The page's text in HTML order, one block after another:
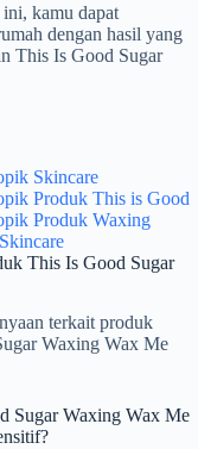
kamu dapat
dengan hasil yang
This Is Good Sugar
Skincare
Produk This is Good
Produk Waxing
This Is Good Sugar
terkait produk
Waxing Wax Me
Sugar Waxing Wax Me